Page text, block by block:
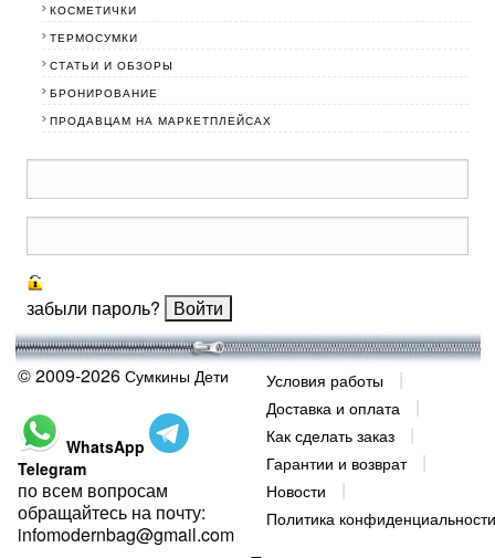
КОСМЕТИЧКИ
ТЕРМОСУМКИ
СТАТЬИ И ОБЗОРЫ
БРОНИРОВАНИЕ
ПРОДАВЦАМ НА МАРКЕТПЛЕЙСАХ
забыли пароль?
© 2009-2026 Сумкины Дети
WhatsApp
Telegram
по всем вопросам
обращайтесь на почту:
infomodernbag@gmail.com
Условия работы
Доставка и оплата
Как сделать заказ
Гарантии и возврат
Новости
Политика конфиденциальности